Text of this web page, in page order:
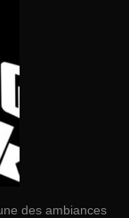
des ambiances